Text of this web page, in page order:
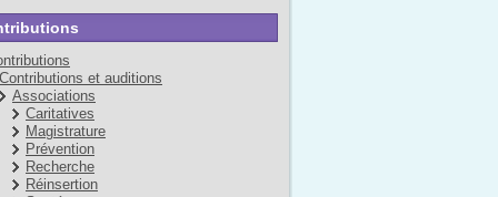
Contributions et auditions
Associations
Caritatives
Magistrature
Prévention
Recherche
Réinsertion